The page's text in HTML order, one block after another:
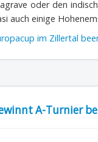
oder den
auch einige
im Zillertal
A-Turnier